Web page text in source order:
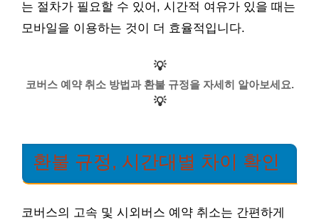
는 절차가 필요할 수 있어, 시간적 여유가 있을 때는
모바일을 이용하는 것이 더 효율적입니다.
💡
코버스 예약 취소 방법과 환불 규정을 자세히 알아보세요.
💡
환불 규정, 시간대별 차이 확인
코버스의 고속 및 시외버스 예약 취소는 간편하게